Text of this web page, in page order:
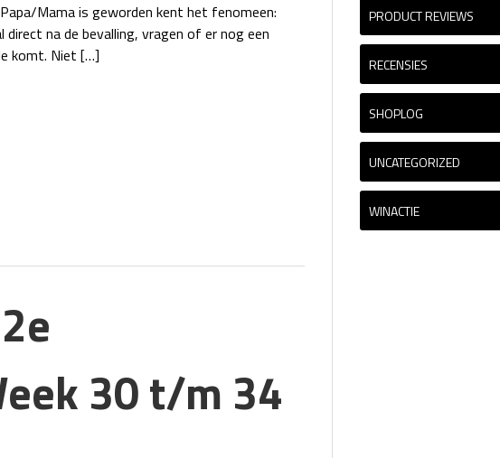
Mama is geworden kent het fenomeen:
direct na de bevalling, vragen of er nog een
komt. Niet […]
30 t/m 34
PRODUCT REVIEWS
RECENSIES
SHOPLOG
UNCATEGORIZED
WINACTIE